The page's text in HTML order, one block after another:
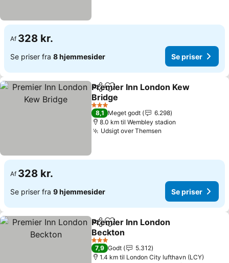
Af 328 kr.
Se priser fra 8 hjemmesider Se priser
Del Føj til favoritter
Premier Inn London Kew
Bridge
3 Stjerner
8,1 Meget godt
6.298
8.0 km til Wembley stadion
Udsigt over Themsen
Af 328 kr.
Se priser fra 9 hjemmesider Se priser
Del Føj til favoritter
Premier Inn London
Beckton
3 Stjerner
7,9 Godt
5.312
1.4 km til London City lufthavn (LCY)